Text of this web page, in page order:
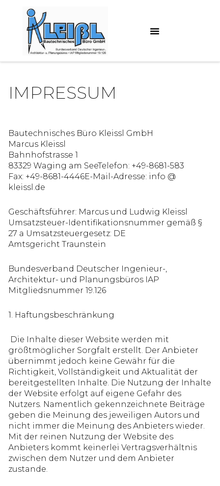
IMPRESSUM
Bautechnisches Büro Kleissl GmbH
Marcus Kleissl
Bahnhofstrasse 1
83329 Waging am SeeTelefon: +49-8681-583
Fax: +49-8681-4446E-Mail-Adresse: info @
kleissl.de
Geschäftsführer: Marcus und Ludwig Kleissl
Umsatzsteuer-Identifikationsnummer gemäß §
27 a Umsatzsteuergesetz: DE
Amtsgericht Traunstein
Bundesverband Deutscher Ingenieur-,
Architektur- und Planungsbüros IAP
Mitgliedsnummer 19.126
1. Haftungsbeschränkung
Die Inhalte dieser Website werden mit
größtmöglicher Sorgfalt erstellt. Der Anbieter
übernimmt jedoch keine Gewähr für die
Richtigkeit, Vollständigkeit und Aktualität der
bereitgestellten Inhalte. Die Nutzung der Inhalte
der Website erfolgt auf eigene Gefahr des
Nutzers. Namentlich gekennzeichnete Beiträge
geben die Meinung des jeweiligen Autors und
nicht immer die Meinung des Anbieters wieder.
Mit der reinen Nutzung der Website des
Anbieters kommt keinerlei Vertragsverhältnis
zwischen dem Nutzer und dem Anbieter
zustande.